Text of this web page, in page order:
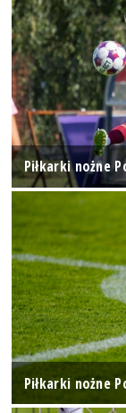
Piłkarki nożne
Piłkarki nożne